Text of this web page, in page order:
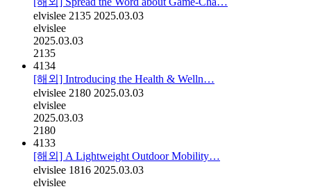
elvislee 2135 2025.03.03
elvislee
2025.03.03
2135
4134
[해외] Introducing the Health & Welln…
elvislee 2180 2025.03.03
elvislee
2025.03.03
2180
4133
[해외] A Lightweight Outdoor Mobility…
elvislee 1816 2025.03.03
elvislee